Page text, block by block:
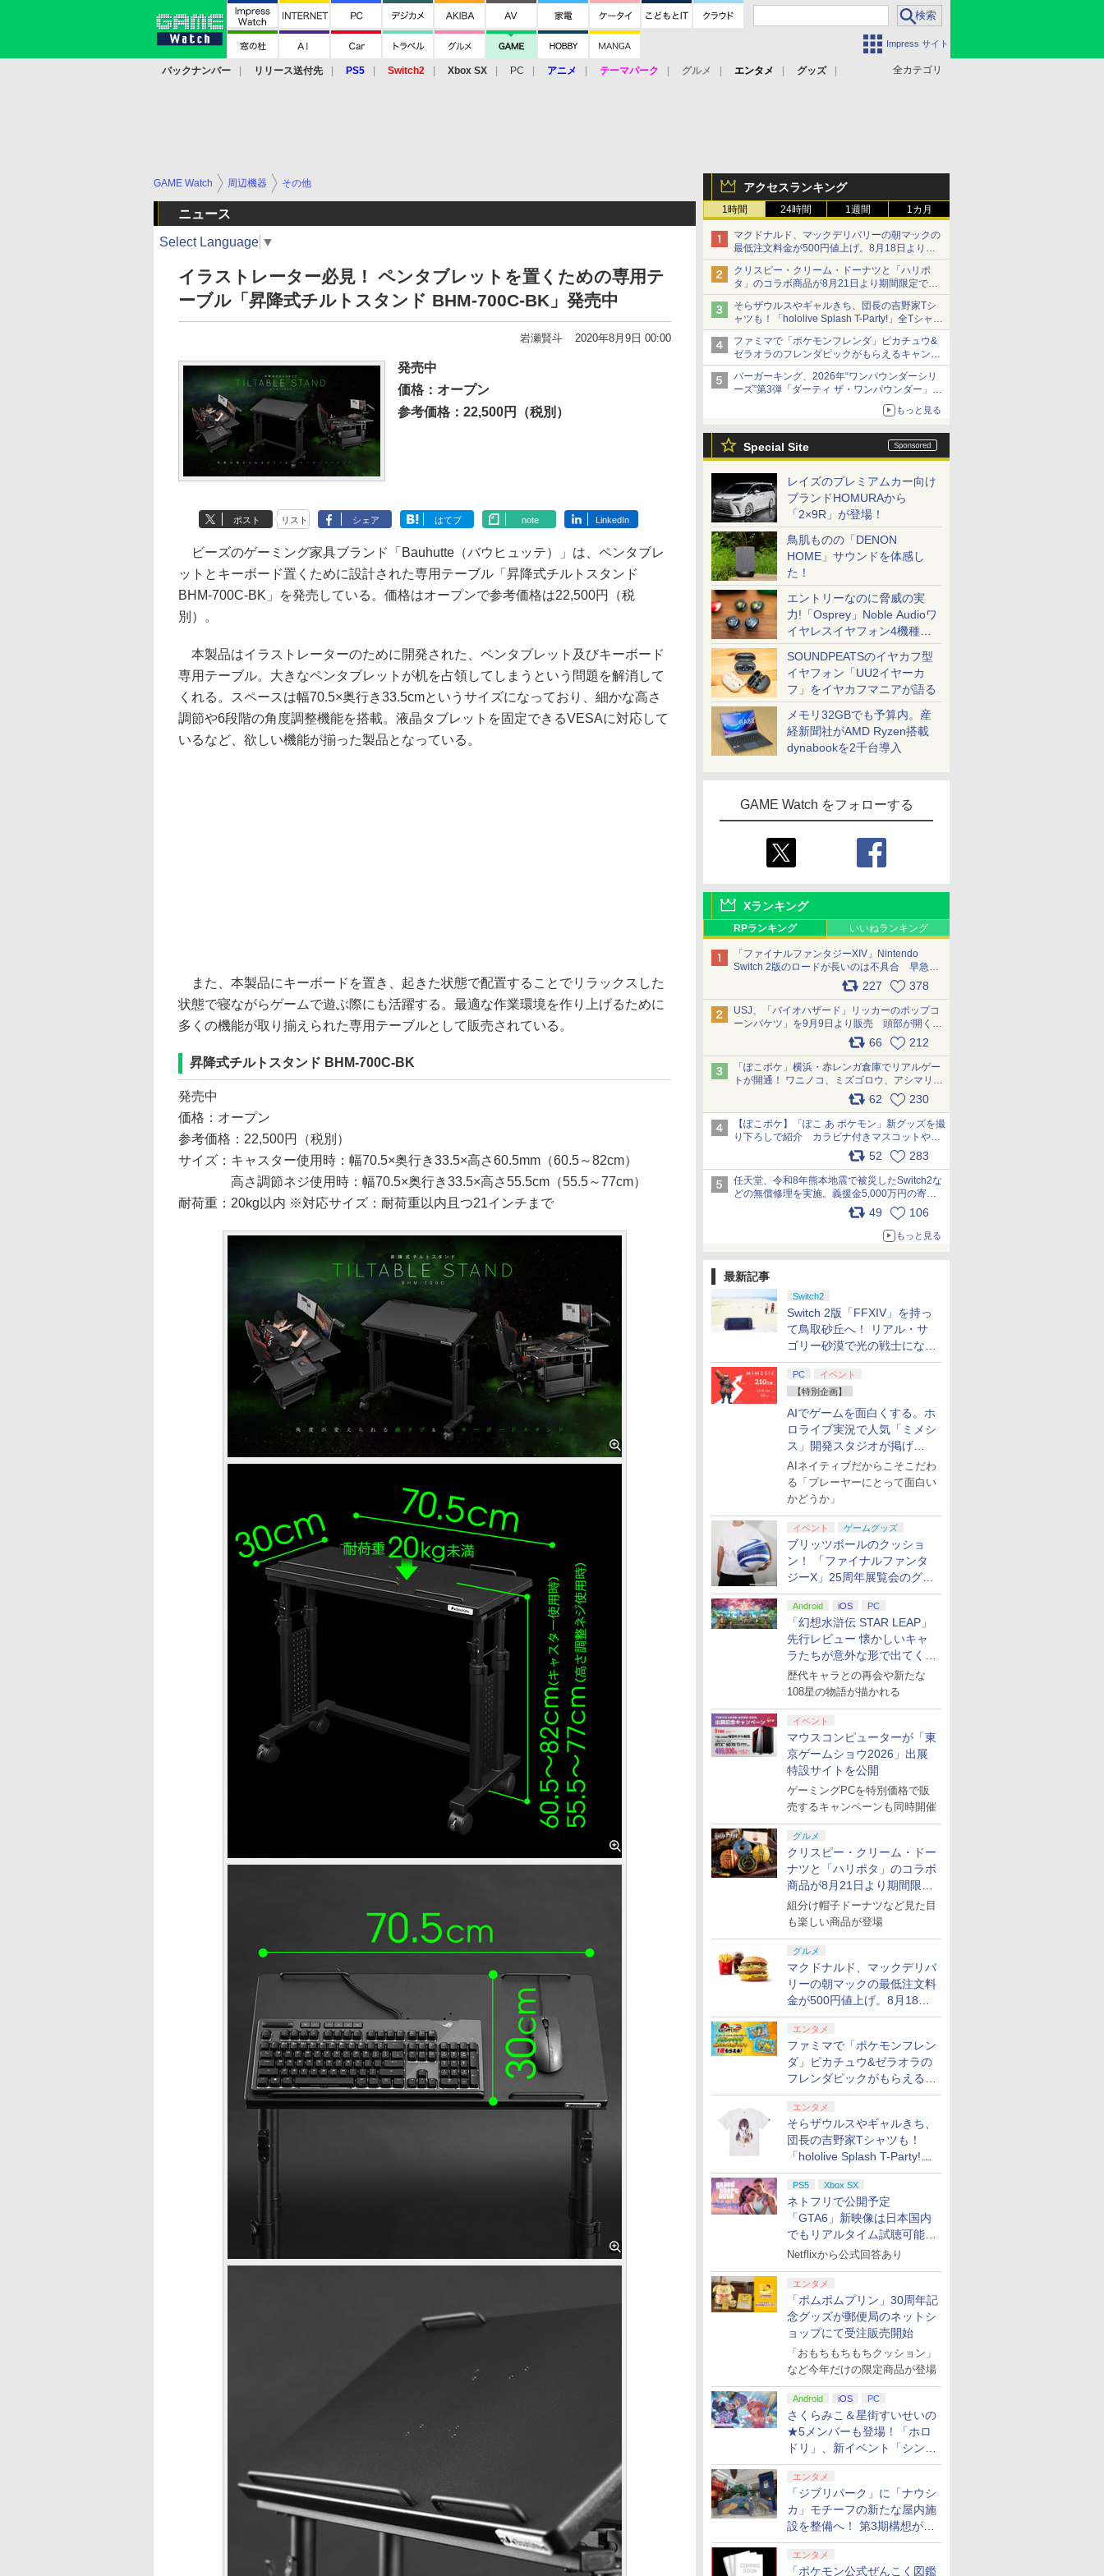
Impress サイト
全カテゴリ
バックナンバー リリース送付先 PS5 Switch2 Xbox SX PC アニメ テーマパーク グルメ エンタメ
グッズ
アクセスランキング
1時間 24時間 1週間 1カ月
マクドナルド、マックデリバリーの朝マックの
最低注文料金が500円値上げ。8月18日より
1,500円から受付
クリスピー・クリーム・ドーナツと「ハリポ
タ」のコラボ商品が8月21日より期間限定で発
売
組分け帽子ドーナツなど見た目も楽しい商品が
登場
そらザウルスやギャルきち、団長の吉野家Tシ
ャツも！「hololive Splash T-Party!」全Tシャツ
ラインナップ公開＆オンライン販売開始
ファミマで「ポケモンフレンダ」ピカチュウ&
ゼラオラのフレンダピックがもらえるキャンペ
ーン開催！
バーガーキング、2026年“ワンパウンダーシリ
ーズ”第3弾「ダーティ ザ・ワンパウンダー」を
「特製ガーリックマヨソース」を使用した超大
もっと見る
Special Site
レイズのプレミアムカー向け
ブランドHOMURAから
「2×9R」が登場！
鳥肌ものの「DENON
HOME」サウンドを体感し
た！
エントリーなのに脅威の実
力!「Osprey」Noble Audioワ
イヤレスイヤフォン4機種を
一気に聴く
SOUNDPEATSのイヤカフ型
イヤフォン「UU2イヤーカ
フ」をイヤカフマニアが語る
メモリ32GBでも予算内。産
経新聞社がAMD Ryzen搭載
dynabookを2千台導入
GAME Watch をフォローする
Xランキング
RPランキング いいねランキング
「ファイナルファンタジーXIV」Nintendo
Switch 2版のロードが長いのは不具合 早急に
アップデートできるよう対応中227 378
USJ、「バイオハザード」リッカーのポップコ
ーンバケツ」を9月9日より販売 頭部が開く仕
組み。味は恐怖を堪のう「味噌フレーバー」
66 212
「ぽこポケ」横浜・赤レンガ倉庫でリアルゲー
トが開通！ ワニノコ、ミズゴロウ、アシマリ登
場シーンをレポート pic.x.com/LDgEByVl6D
62 230
【ぽこポケ】「ぽこ あ ポケモン」新グッズを撮
り下ろしで紹介 カラビナ付きマスコットやス
52 283
任天堂、令和8年熊本地震で被災したSwitch2な
どの無償修理を実施。義援金5,000万円の寄付
も発表 pic.x.com/BAYsMfUfUC
49 106
もっと見る
最新記事
Switch2
Switch 2版「FFXIV」を持っ
て鳥取砂丘へ！ リアル・サ
ゴリー砂漠で光の戦士になっ
てみた
PC
イベント
【特別企画】
AIでゲームを面白くする。ホ
ロライブ実況で人気「ミメシ
ス」開発スタジオが掲げ
る“AI活用の信念”とは？【講
演レポート】
AIネイティブだからこそこだわ
る「プレーヤーにとって面白い
かどうか」
イベント ゲームグッズ
ブリッツボールのクッショ
ン！ 「ファイナルファンタ
ジーX」25周年展覧会のグッ
ズ情報が公開
Android iOS PC
「幻想水滸伝 STAR LEAP」
先行レビュー 懐かしいキャ
ラたちが意外な形で出てくる
シリーズ完全新作！
歴代キャラとの再会や新たな
108星の物語が描かれる
イベント
マウスコンピューターが「東
京ゲームショウ2026」出展
特設サイトを公開
ゲーミングPCを特別価格で販
売するキャンペーンも同時開催
グルメ
クリスピー・クリーム・ドー
ナツと「ハリポタ」のコラボ
商品が8月21日より期間限定
で発売
組分け帽子ドーナツなど見た目
も楽しい商品が登場
グルメ
マクドナルド、マックデリバ
リーの朝マックの最低注文料
金が500円値上げ。8月18日
より1,500円から受付
エンタメ
ファミマで「ポケモンフレン
ダ」ピカチュウ&ゼラオラの
フレンダピックがもらえるキ
ャンペーン開催！
エンタメ
そらザウルスやギャルきち、
団長の吉野家Tシャツも！
「hololive Splash T-Party!」
全Tシャツラインナップ公開
＆オンライン販売開始
PS5 Xbox SX
ネトフリで公開予定
「GTA6」新映像は日本国内
でもリアルタイム試聴可能。
しかも日本語字幕付き
Netflixから公式回答あり
エンタメ
「ポムポムプリン」30周年記
念グッズが郵便局のネットシ
ョップにて受注販売開始
「おもちもちもちクッション」
など今年だけの限定商品が登場
Android iOS PC
さくらみこ＆星街すいせいの
★5メンバーも登場！「ホロ
ドリ」、新イベント「シンク
ロする夏のスパークル」がス
タート
エンタメ
「ジブリパーク」に「ナウシ
カ」モチーフの新たな屋内施
設を整備へ！ 第3期構想が公
開
エンタメ
「ポケモン公式ぜんこく図鑑
GAME Watch 周辺機器 その他
ニュース
Select Language ▼
イラストレーター必見！ ペンタブレットを置くための専用テ
ーブル「昇降式チルトスタンド BHM-700C-BK」発売中
岩瀬賢斗 2020年8月9日 00:00
発売中
価格：オープン
参考価格：22,500円（税別）
ポスト リスト シェア はてブ note LinkedIn
ビーズのゲーミング家具ブランド「Bauhutte（バウヒュッテ）」は、ペンタブレ
ットとキーボード置くために設計された専用テーブル「昇降式チルトスタンド
BHM-700C-BK」を発売している。価格はオープンで参考価格は22,500円（税
別）。
本製品はイラストレーターのために開発された、ペンタブレット及びキーボード
専用テーブル。大きなペンタブレットが机を占領してしまうという問題を解消して
くれる。スペースは幅70.5×奥行き33.5cmというサイズになっており、細かな高さ
調節や6段階の角度調整機能を搭載。液晶タブレットを固定できるVESAに対応して
いるなど、欲しい機能が揃った製品となっている。
また、本製品にキーボードを置き、起きた状態で配置することでリラックスした
状態で寝ながらゲームで遊ぶ際にも活躍する。最適な作業環境を作り上げるために
多くの機能が取り揃えられた専用テーブルとして販売されている。
昇降式チルトスタンド BHM-700C-BK
発売中
価格：オープン
参考価格：22,500円（税別）
サイズ：キャスター使用時：幅70.5×奥行き33.5×高さ60.5mm（60.5～82cm）
高さ調節ネジ使用時：幅70.5×奥行き33.5×高さ55.5cm（55.5～77cm）
耐荷重：20kg以内 ※対応サイズ：耐荷重以内且つ21インチまで